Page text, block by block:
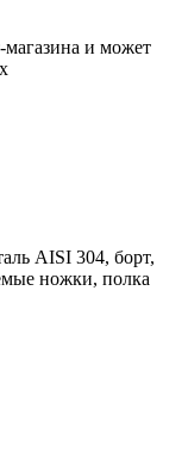
магазина и может
AISI 304, борт,
ножки, полка